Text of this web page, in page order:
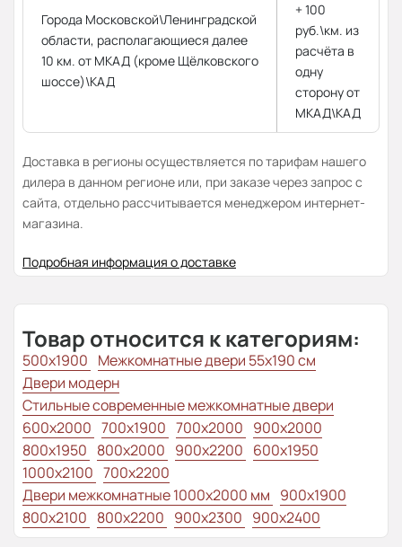
Города Московской\Ленинградской
области, располагающиеся далее
10 км. от МКАД (кроме Щёлковского
шоссе)\КАД
+ 100
руб.\км. из
расчёта в
одну
сторону от
МКАД\КАД
Доставка в регионы осуществляется по тарифам нашего
дилера в данном регионе или, при заказе через запрос с
сайта, отдельно рассчитывается менеджером интернет-
магазина.
Подробная информация о доставке
Товар относится к категориям:
500x1900 Межкомнатные двери 55х190 см
Двери модерн
Стильные современные межкомнатные двери
600x2000 700x1900 700x2000 900x2000
800х1950 800x2000 900x2200 600x1950
1000x2100 700x2200
Двери межкомнатные 1000х2000 мм 900x1900
800x2100 800x2200 900x2300 900x2400